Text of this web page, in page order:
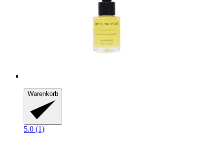
Warenkorb
5.0 (1)